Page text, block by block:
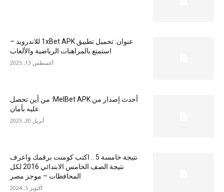
عنوان: تحميل تطبيق 1xBet APK للاندرويد –
استمتع بالمراهنات الرياضية والألعاب
أغسطس 13, 2025
أحدث إصدار من MelBet APK: من أين تحصل
عليه بأمان
أبريل 30, 2025
نتيجة خامسة 5 .. اكتب كومنت برقمك واعرف
نتيجة الصف الخامس الابتدائي 2016 لكل
المحافظات – موجز مصر
أكتوبر 5, 2024